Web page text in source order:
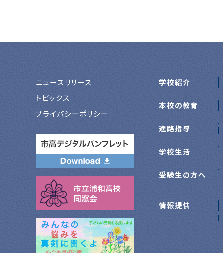
ニュースリリース
トピックス
プライバシーポリシー
学校紹介
本校の教育
進路指導
学校生活
受験生の方へ
情報提供